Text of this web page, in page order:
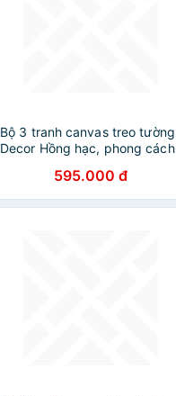
Bộ 3 tranh canvas treo tường
Decor Hồng hạc, phong cách
595.000 đ